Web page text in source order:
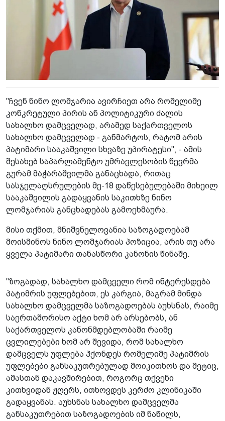
"ჩვენ ნინო ლომჯარია ავირჩიეთ არა რომელიმე
კონკრეტული პირის ან პოლიტიკური ძალის
სახალხო დამცველად, არამედ საქართველოს
სახალხო დამცველად - განმარტოს, რატომ არის
პატიმარი სააკაშვილი სხვაზე უპირატესი", - ამის
შესახებ საპარლამენტო უმრავლესობის წევრმა
გურამ მაჭარაშვილმა განაცხადა, რითაც
სასჯელაღსრულების მე-18 დაწესებულებაში მიხეილ
სააკაშვილის გადაყვანის საკითხზე ნინო
ლომჯარიას განცხადებას გამოეხმაურა.
მისი თქმით, მნიშვნელოვანია საზოგადოებამ
მოისმინოს ნინო ლომჯარიას პოზიცია, არის თუ არა
ყველა პატიმარი თანასწორი კანონის წინაშე.
"ზოგადად, სახალხო დამცველი რომ ინტერესდება
პატიმრის უფლებებით, ეს კარგია, მაგრამ მინდა
სახალხო დამცველმა საზოგადოებას აუხსნას, რაიმე
საერთაშორისო აქტი ხომ არ არსებობს, ან
საქართველოს კანონმდებლობაში რაიმე
ცვლილებები ხომ არ შევიდა, რომ სახალხო
დამცველს უფლება ჰქონდეს რომელიმე პატიმრის
უფლებები განსაკუთრებულად მოიკითხოს და მეტიც,
ამასთან დაკავშირებით, როგორც თქვენი
კითხვიდან ჟღერს, ითხოვდეს კერძო კლინიკაში
გადაყვანას. აუხსნას სახალხო დამცველმა
განსაკუთრებით საზოგადოების იმ ნაწილს,